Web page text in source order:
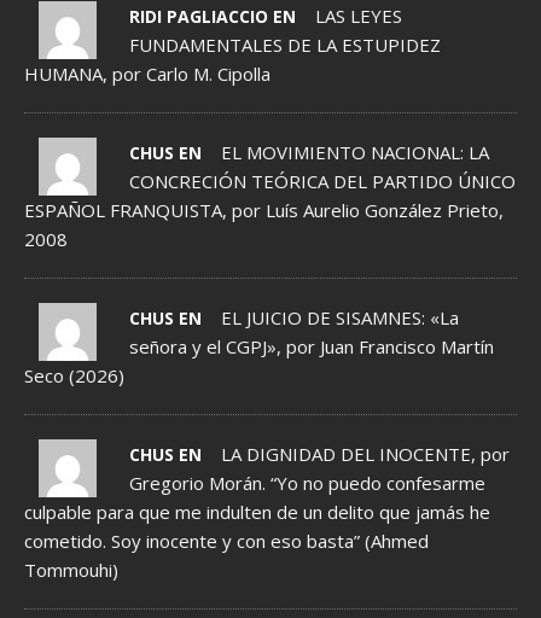
RIDI PAGLIACCIO EN
LAS LEYES
FUNDAMENTALES DE LA ESTUPIDEZ
HUMANA, por Carlo M. Cipolla
CHUS EN
EL MOVIMIENTO NACIONAL: LA
CONCRECIÓN TEÓRICA DEL PARTIDO ÚNICO
ESPAÑOL FRANQUISTA, por Luís Aurelio González Prieto,
2008
CHUS EN
EL JUICIO DE SISAMNES: «La
señora y el CGPJ», por Juan Francisco Martín
Seco (2026)
CHUS EN
LA DIGNIDAD DEL INOCENTE, por
Gregorio Morán. “Yo no puedo confesarme
culpable para que me indulten de un delito que jamás he
cometido. Soy inocente y con eso basta” (Ahmed
Tommouhi)